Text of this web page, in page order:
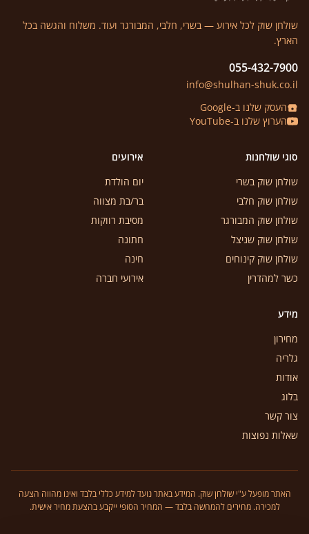
שולחן שוק לכל אירוע — בשרי, חלבי, המבורגר ועוד. משלוח והגשה בכל
הארץ.
055-432-7900
info@shulhan-shuk.co.il
העסק שלנו ב-Google
הערוץ שלנו ב-YouTube
סוגי שולחנות
שולחן שוק בשרי
שולחן שוק חלבי
שולחן שוק המבורגר
שולחן שוק שניצל
שולחן שוק קינוחים
כשר למהדרין
אירועים
יום הולדת
בר/בת מצווה
מסיבת רווקות
חתונה
חינה
אירועי חברה
מידע
מחירון
גלריה
אודות
בלוג
צור קשר
שאלות נפוצות
האתר מופעל ע"י שולחן שוק. המידע באתר נועד למידע כללי בלבד ואינו מהווה הצעה
למכירה. מחירים להמחשה בלבד — המחיר הסופי ייקבע בהצעת מחיר אישית.